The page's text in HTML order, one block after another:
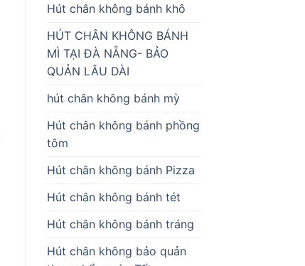
Hút chân không bánh khô
HÚT CHÂN KHÔNG BÁNH
MÌ TẠI ĐÀ NẴNG- BẢO
QUẢN LÂU DÀI
hút chân không bánh mỳ
Hút chân không bánh phồng
tôm
Hút chân không bánh Pizza
Hút chân không bánh tét
Hút chân không bánh tráng
Hút chân không bảo quản